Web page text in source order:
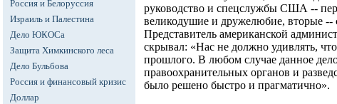
Россия и Белоруссия
Израиль и Палестина
Дело ЮКОСа
Защита Химкинского леса
Дело Бульбова
Россия и финансовый кризис
Доллар
руководство и спецслужбы США --
великодушие и дружелюбие, вторые --
Представитель американской
скрывал: «Нас не должно удивлять,
прошлого. В любом случае данное
правоохранительных органов и
было решено быстро и прагматично».